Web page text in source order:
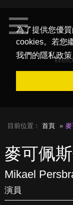
為了提供您優
cookies。若您
我們的隱私政策
目前位置： 首頁
麥可佩
Mikael
演員